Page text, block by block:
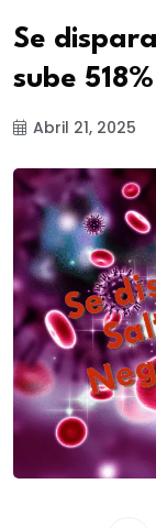
Se
sube
Abril 21, 2025